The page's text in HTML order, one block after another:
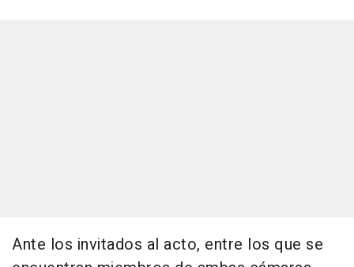
Ante los invitados al acto, entre los que se